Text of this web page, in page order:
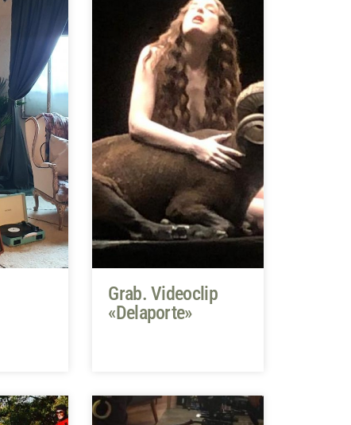
Grab. Videoclip
«Delaporte»